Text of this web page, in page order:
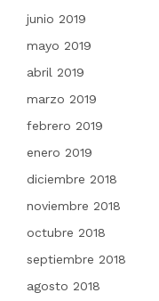
junio 2019
mayo 2019
abril 2019
marzo 2019
febrero 2019
enero 2019
diciembre 2018
noviembre 2018
octubre 2018
septiembre 2018
agosto 2018